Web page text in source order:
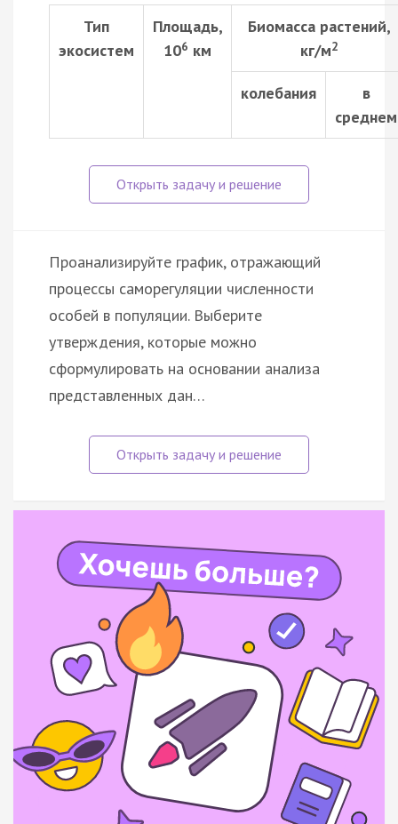
Тип
экосистем
Площадь,
106 км
Биомасса растений,
кг/м2
колебания
в
среднем
Проанализируйте график, отражающий
процессы саморегуляции численности
особей в популяции. Выберите
утверждения, которые можно
сформулировать на основании анализа
представленных дан…